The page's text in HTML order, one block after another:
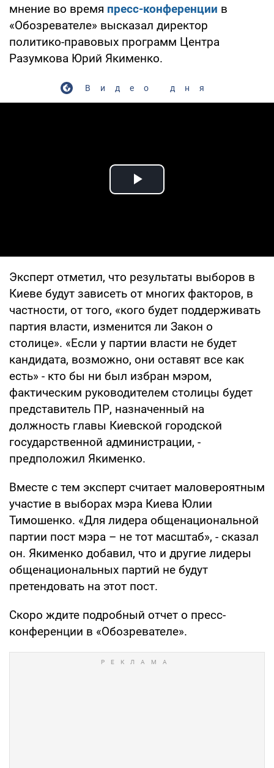
мнение во время пресс-конференции в
«Обозревателе» высказал директор
политико-правовых программ Центра
Разумкова Юрий Якименко.
Видео дня
Play Video
Эксперт отметил, что результаты выборов в
Киеве будут зависеть от многих факторов, в
частности, от того, «кого будет поддерживать
партия власти, изменится ли Закон о
столице». «Если у партии власти не будет
кандидата, возможно, они оставят все как
есть» - кто бы ни был избран мэром,
фактическим руководителем столицы будет
представитель ПР, назначенный на
должность главы Киевской городской
государственной администрации, -
предположил Якименко.
Вместе с тем эксперт считает маловероятным
участие в выборах мэра Киева Юлии
Тимошенко. «Для лидера общенациональной
партии пост мэра – не тот масштаб», - сказал
он. Якименко добавил, что и другие лидеры
общенациональных партий не будут
претендовать на этот пост.
Скоро ждите подробный отчет о пресс-
конференции в «Обозревателе».